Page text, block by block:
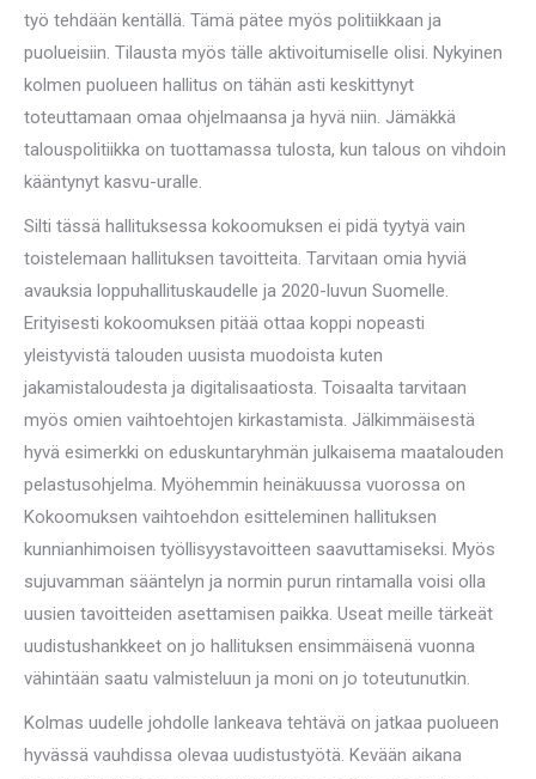
työ tehdään kentällä. Tämä pätee myös politiikkaan ja
puolueisiin. Tilausta myös tälle aktivoitumiselle olisi. Nykyinen
kolmen puolueen hallitus on tähän asti keskittynyt
toteuttamaan omaa ohjelmaansa ja hyvä niin. Jämäkkä
talouspolitiikka on tuottamassa tulosta, kun talous on vihdoin
kääntynyt kasvu-uralle.
Silti tässä hallituksessa kokoomuksen ei pidä tyytyä vain
toistelemaan hallituksen tavoitteita. Tarvitaan omia hyviä
avauksia loppuhallituskaudelle ja 2020-luvun Suomelle.
Erityisesti kokoomuksen pitää ottaa koppi nopeasti
yleistyvistä talouden uusista muodoista kuten
jakamistaloudesta ja digitalisaatiosta. Toisaalta tarvitaan
myös omien vaihtoehtojen kirkastamista. Jälkimmäisestä
hyvä esimerkki on eduskuntaryhmän julkaisema maatalouden
pelastusohjelma. Myöhemmin heinäkuussa vuorossa on
Kokoomuksen vaihtoehdon esitteleminen hallituksen
kunnianhimoisen työllisyystavoitteen saavuttamiseksi. Myös
sujuvamman sääntelyn ja normin purun rintamalla voisi olla
uusien tavoitteiden asettamisen paikka. Useat meille tärkeät
uudistushankkeet on jo hallituksen ensimmäisenä vuonna
vähintään saatu valmisteluun ja moni on jo toteutunutkin.
Kolmas uudelle johdolle lankeava tehtävä on jatkaa puolueen
hyvässä vauhdissa olevaa uudistustyötä. Kevään aikana